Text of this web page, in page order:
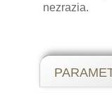
nezrazia.